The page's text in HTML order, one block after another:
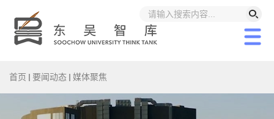
首页 要闻动态 媒体聚焦